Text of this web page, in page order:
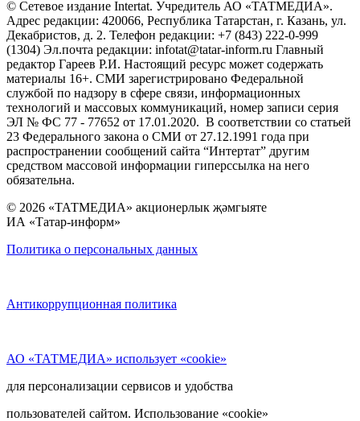
© Сетевое издание Intertat. Учредитель АО «ТАТМЕДИА».
Адрес редакции: 420066, Республика Татарстан, г. Казань, ул.
Декабристов, д. 2. Телефон редакции: +7 (843) 222-0-999
(1304) Эл.почта редакции: infotat@tatar-inform.ru Главный
редактор Гареев Р.И. Настоящий ресурс может содержать
материалы 16+. СМИ зарегистрировано Федеральной
службой по надзору в сфере связи, информационных
технологий и массовых коммуникаций, номер записи серия
ЭЛ № ФС 77 - 77652 от 17.01.2020. В соответствии со статьей
23 Федерального закона о СМИ от 27.12.1991 года при
распространении сообщений сайта “Интертат” другим
средством массовой информации гиперссылка на него
обязательна.
© 2026 «ТАТМЕДИА» акционерлык җәмгыяте
ИА «Татар-информ»
Политика о персональных данных
Антикоррупционная политика
АО «ТАТМЕДИА» использует «cookie»
для персонализации сервисов и удобства
пользователей сайтом. Использование «cookie»